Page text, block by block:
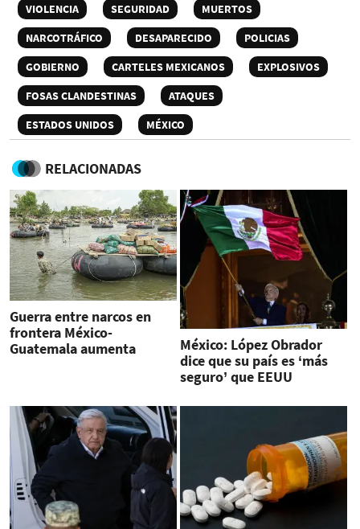
VIOLENCIA SEGURIDAD
MUERTOS
NARCOTRÁFICO
DESAPARECIDO
POLICIAS
GOBIERNO
CARTELES MEXICANOS
EXPLOSIVOS
FOSAS CLANDESTINAS
ATAQUES
ESTADOS UNIDOS
MÉXICO
RELACIONADAS
Guerra entre narcos en
frontera México-
Guatemala aumenta
México: López Obrador
dice que su país es ‘más
seguro’ que EEUU